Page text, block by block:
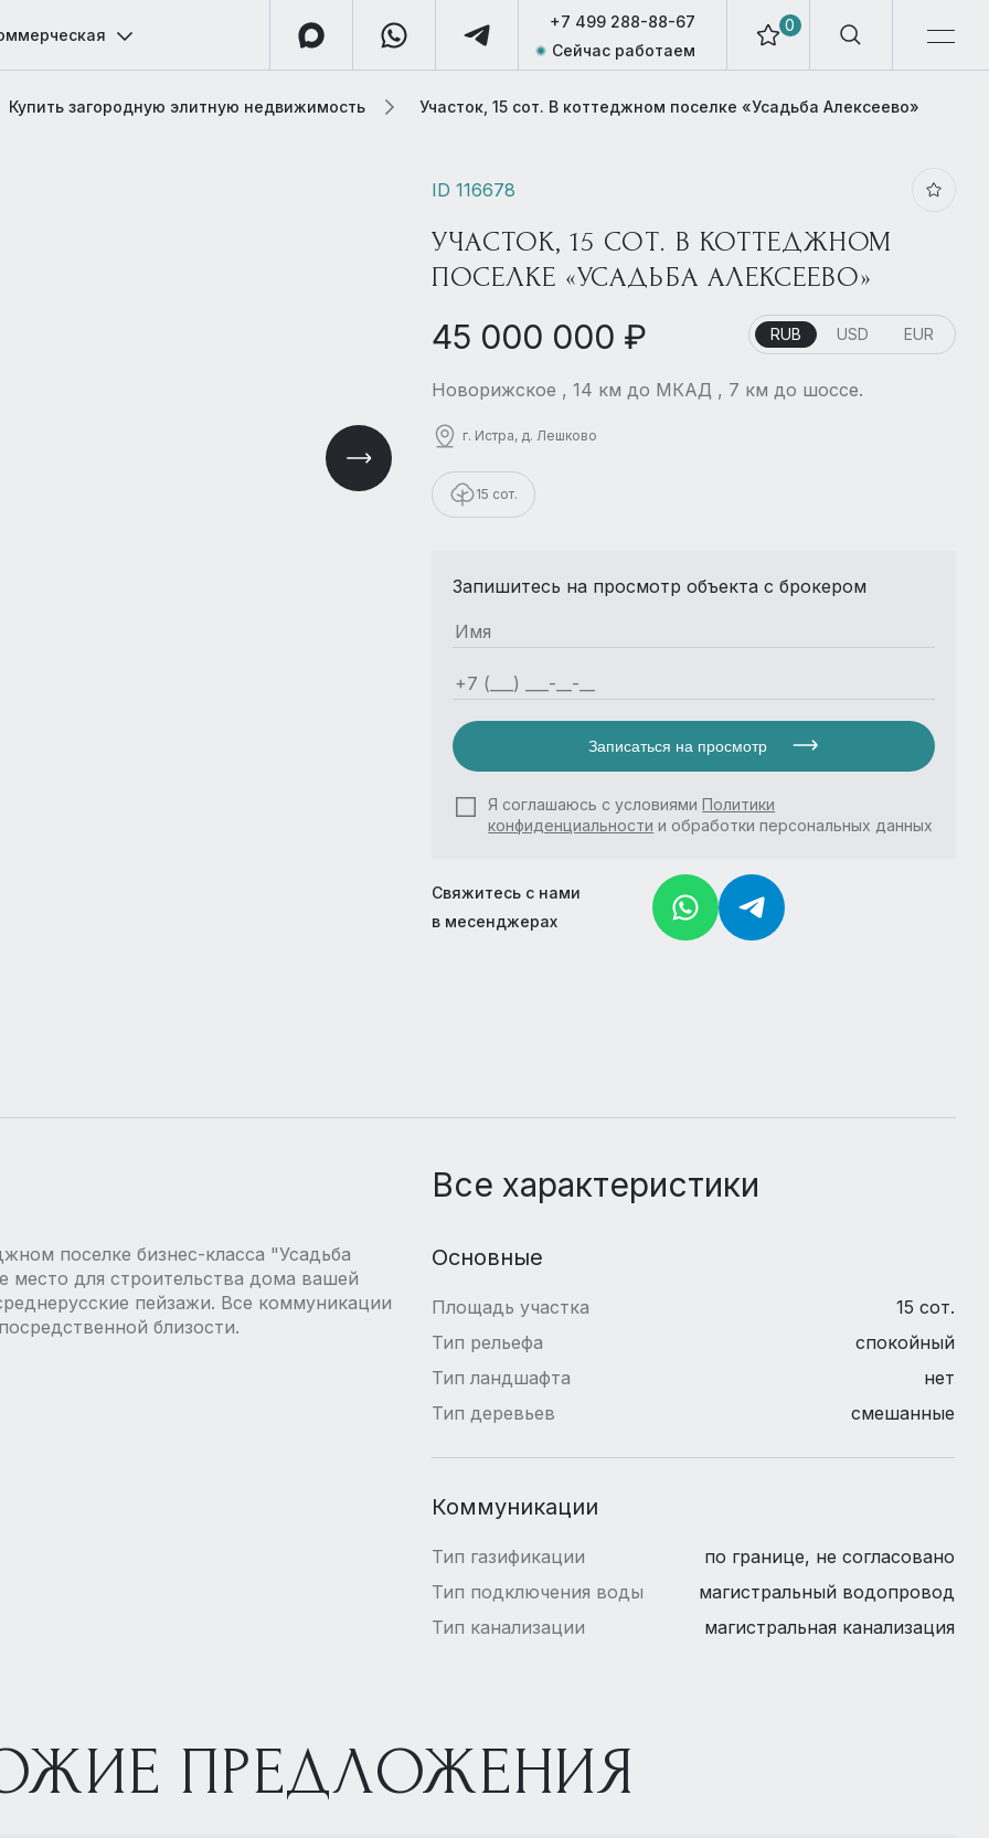
0
+7 499 288-88-67
Сейчас работаем
Купить загородную элитную недвижимость Участок, 15 сот. В коттеджном поселке «Усадьба Алексеево»
ID 116678
УЧАСТОК, 15 СОТ. В КОТТЕДЖНОМ
ПОСЕЛКЕ «УСАДЬБА АЛЕКСЕЕВО»
45 000 000 ₽ RUB USD EUR
Новорижское , 14 км до МКАД , 7 км до шоссе.
г. Истра, д. Лешково
15 сот.
Запишитесь на просмотр объекта с брокером
Записаться на просмотр
Я соглашаюсь с условиямиПолитики
конфиденциальности и обработки персональных данных
Свяжитесь с нами
в месенджерах
поселке бизнес-класса "Усадьба
для строительства дома вашей
пейзажи. Все коммуникации
близости.
Все характеристики
Основные
Площадь участка
15 сот.
Тип рельефа
спокойный
Тип ландшафта
нет
Тип деревьев
смешанные
Коммуникации
Тип газификации
по границе, не согласовано
Тип подключения воды
магистральный водопровод
Тип канализации
магистральная канализация
ПРЕДЛОЖЕНИЯ